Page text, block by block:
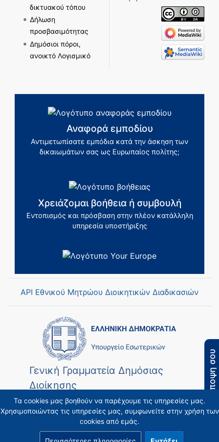
Τα cookies μας βοηθούν να παρέχουμε τις υπηρεσίες μας.
Χρησιμοποιώντας τις υπηρεσίες μας, συμφωνείτε στην χρήση των
cookies από εμάς.
δικτυακού τόπου
Δήλωση
προσβασιμότητας
Δημόσιοι πόροι,
ανοικτό Λογισμικό
Αναφορά εμποδίου
Αντιμετωπίσατε εμπόδια κατά την άσκηση των
δικαιωμάτων σας ως Ευρωπαίος πολίτης;
Χρειάζομαι βοήθεια ή συμβουλή
Εντοπισμός και πρόσβαση στην πλέον κατάλληλη
υπηρεσία υποστήριξης
API Εθνικού Μητρώου Διοικητικών Διαδικασιών
Γενική Γραμματεία Δημόσιας
Διοίκησης
Η άποψη σου